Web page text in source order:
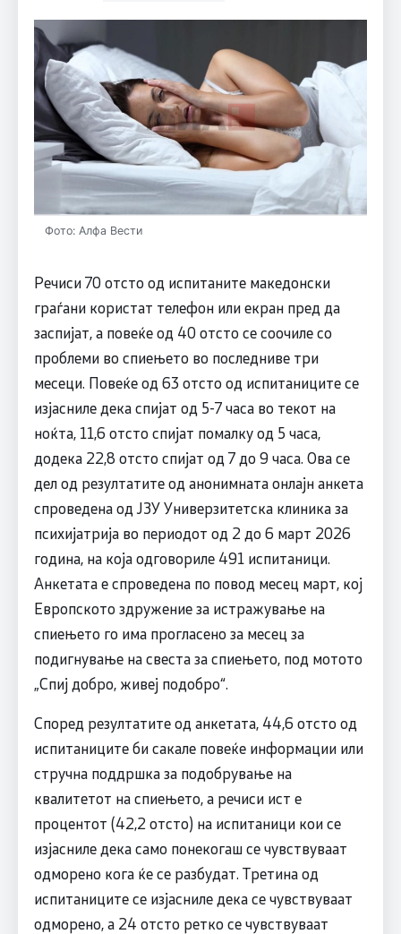
Фото: Алфа Вести
Речиси 70 отсто од испитаните македонски
граѓани користат телефон или екран пред да
заспијат, а повеќе од 40 отсто се соочиле со
проблеми во спиењето во последниве три
месеци. Повеќе од 63 отсто од испитаниците се
изјасниле дека спијат од 5-7 часа во текот на
ноќта, 11,6 отсто спијат помалку од 5 часа,
додека 22,8 отсто спијат од 7 до 9 часа. Ова се
дел од резултатите од анонимната онлајн анкета
спроведена од ЈЗУ Универзитетска клиника за
психијатрија во периодот од 2 до 6 март 2026
година, на која одговориле 491 испитаници.
Анкетата е спроведена по повод месец март, кој
Европското здружение за истражување на
спиењето го има прогласено за месец за
подигнување на свеста за спиењето, под мотото
„Спиј добро, живеј подобро“.
Според резултатите од анкетата, 44,6 отсто од
испитаниците би сакале повеќе информации или
стручна поддршка за подобрување на
квалитетот на спиењето, а речиси ист е
процентот (42,2 отсто) на испитаници кои се
изјасниле дека само понекогаш се чувствуваат
одморено кога ќе се разбудат. Третина од
испитаниците се изјасниле дека се чувствуваат
одморено, а 24 отсто ретко се чувствуваат